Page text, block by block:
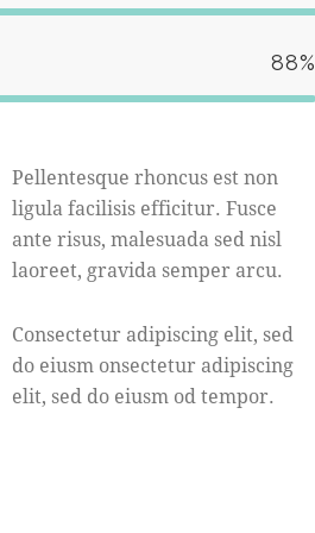
88%
Pellentesque rhoncus est non
ligula facilisis efficitur. Fusce
ante risus, malesuada sed nisl
laoreet, gravida semper arcu.
Consectetur adipiscing elit, sed
do eiusm onsectetur adipiscing
elit, sed do eiusm od tempor.